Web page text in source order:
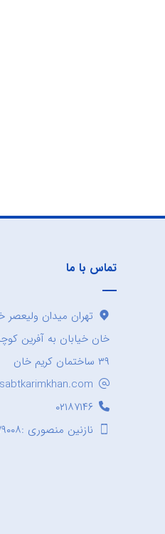
تماس با ما
تهران میدان ولیعصر
خان خیابان به آفرین
۳۹ ساختمان کریم خان
۰۲۱۸۷۱۴۶
نازنین منصوری :۰۹۱۲۸۴۷۹۰۰۸